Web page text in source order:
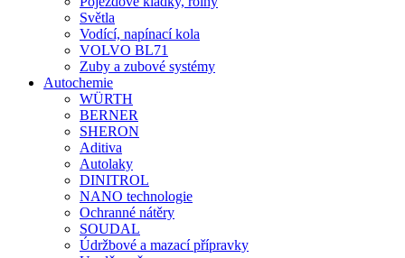
Světla
Vodící, napínací kola
VOLVO BL71
Zuby a zubové systémy
Autochemie
WÜRTH
BERNER
SHERON
Aditiva
Autolaky
DINITROL
NANO technologie
Ochranné nátěry
SOUDAL
Údržbové a mazací přípravky